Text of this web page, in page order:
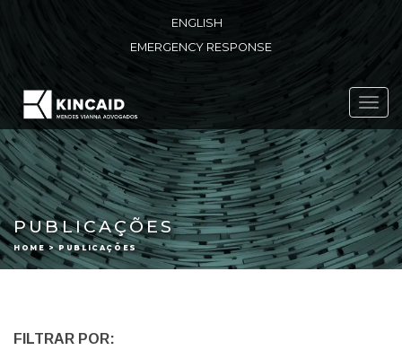
ENGLISH
EMERGENCY RESPONSE
PUBLICAÇÕES
HOME > PUBLICAÇÕES
FILTRAR POR: